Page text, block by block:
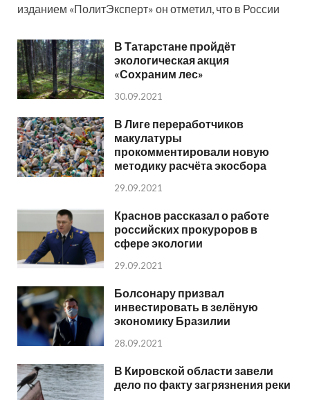
изданием «ПолитЭксперт» он отметил, что в России
В Татарстане пройдёт
экологическая акция
«Сохраним лес»
30.09.2021
В Лиге переработчиков
макулатуры
прокомментировали новую
методику расчёта экосбора
29.09.2021
Краснов рассказал о работе
российских прокуроров в
сфере экологии
29.09.2021
Болсонару призвал
инвестировать в зелёную
экономику Бразилии
28.09.2021
В Кировской области завели
дело по факту загрязнения реки